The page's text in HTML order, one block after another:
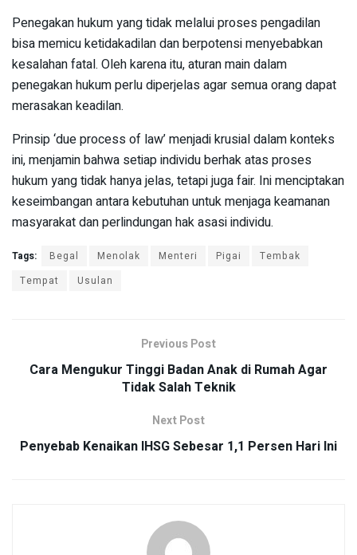
Penegakan hukum yang tidak melalui proses pengadilan
bisa memicu ketidakadilan dan berpotensi menyebabkan
kesalahan fatal. Oleh karena itu, aturan main dalam
penegakan hukum perlu diperjelas agar semua orang dapat
merasakan keadilan.
Prinsip ‘due process of law’ menjadi krusial dalam konteks
ini, menjamin bahwa setiap individu berhak atas proses
hukum yang tidak hanya jelas, tetapi juga fair. Ini menciptakan
keseimbangan antara kebutuhan untuk menjaga keamanan
masyarakat dan perlindungan hak asasi individu.
Tags: Begal Menolak Menteri Pigai
Tembak
Tempat
Usulan
Previous Post
Cara Mengukur Tinggi Badan Anak di Rumah Agar
Tidak Salah Teknik
Next Post
Penyebab Kenaikan IHSG Sebesar 1,1 Persen Hari Ini